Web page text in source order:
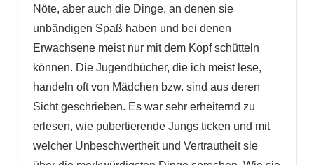
Nöte, aber auch die Dinge, an denen sie
unbändigen Spaß haben und bei denen
Erwachsene meist nur mit dem Kopf schütteln
können. Die Jugendbücher, die ich meist lese,
handeln oft von Mädchen bzw. sind aus deren
Sicht geschrieben. Es war sehr erheiternd zu
erlesen, wie pubertierende Jungs ticken und mit
welcher Unbeschwertheit und Vertrautheit sie